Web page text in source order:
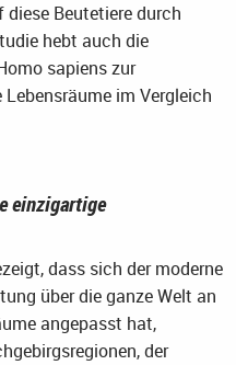
Beutetiere durch
hebt auch die
sapiens zur
im Vergleich
einzigartige
dass sich der moderne
über die ganze Welt an
angepasst hat,
der